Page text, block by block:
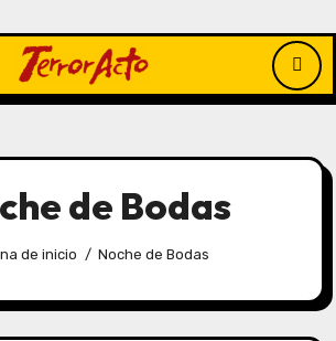
de Bodas
de inicio Noche de Bodas